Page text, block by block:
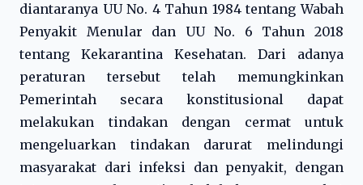
diantaranya UU No. 4 Tahun 1984 tentang Wabah
Penyakit Menular dan UU No. 6 Tahun 2018
tentang Kekarantina Kesehatan. Dari adanya
peraturan tersebut telah memungkinkan
Pemerintah secara konstitusional dapat
melakukan tindakan dengan cermat untuk
mengeluarkan tindakan darurat melindungi
masyarakat dari infeksi dan penyakit, dengan